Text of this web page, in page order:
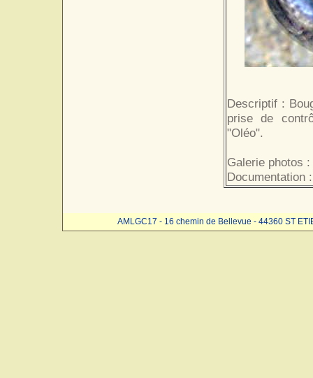
Descriptif :
prise de
"Oléo".
Galerie photos :
Documentation :
AMLGC17 - 16 chemin de Bellevue - 44360 ST